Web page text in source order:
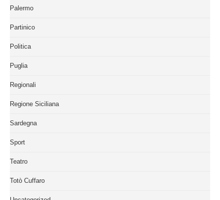
Palermo
Partinico
Politica
Puglia
Regionali
Regione Siciliana
Sardegna
Sport
Teatro
Totò Cuffaro